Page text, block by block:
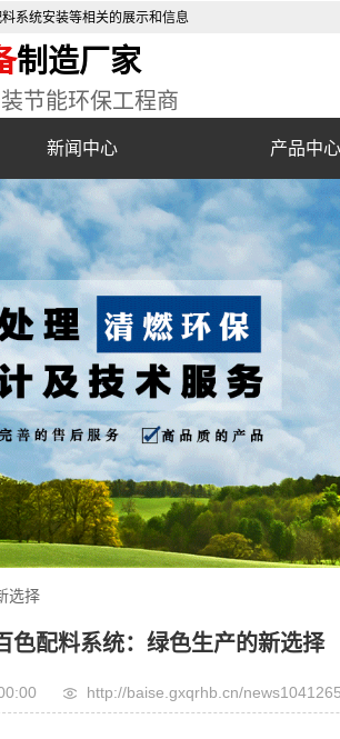
系统安装等相关的展示和信息
制造厂家
节能环保工程商
新闻中心 产品中心
选择
色配料系统：绿色生产的新选择
http://baise.gxqrhb.cn/